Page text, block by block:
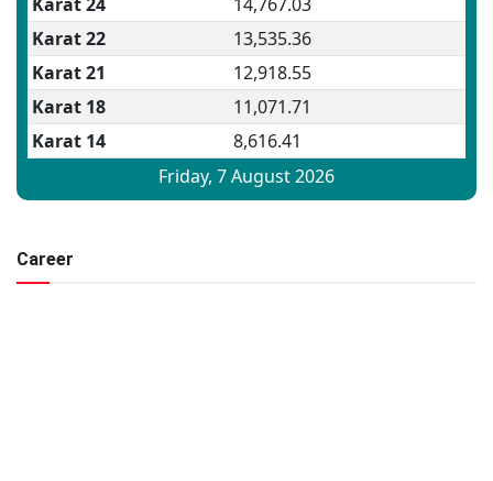
Career